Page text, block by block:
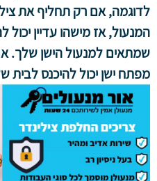
לדוגמה, אם רק תחליף את
המנעול, אז מישהו עדיין
שמתאים למנעול הישן שלך.
מפתח ישן יכול להיכנס לבית